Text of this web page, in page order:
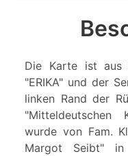
Die Karte ist aus
"ERIKA" und der
linken Rand der
"Mitteldeutschen
wurde von Fam.
Margot Seibt"